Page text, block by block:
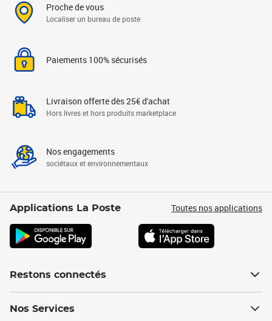
Proche de vous
Localiser un bureau de poste
Paiements 100% sécurisés
Livraison offerte dès 25€ d'achat
Hors livres et hors produits marketplace
Nos engagements
sociétaux et environnementaux
Applications La Poste Toutes nos applications
Restons connectés
Nos Services